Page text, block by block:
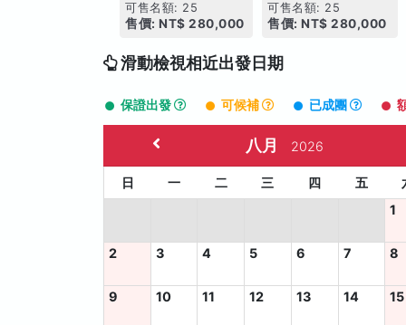
可售名額: 25
售價: NT$ 280,000
可售名額: 25
售價: NT$ 280,000
滑動檢視相近出發日期
保證出發 可候補 已成團
八月 2026
日 一 二 三 四 五
1
2 3 4 5 6 7 8
9 10 11 12 13 14 15